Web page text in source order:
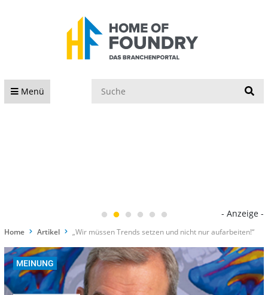
Menü
- Anzeige -
Home Artikel „Wir müssen Trends setzen und nicht nur aufarbeiten!“
MEINUNG